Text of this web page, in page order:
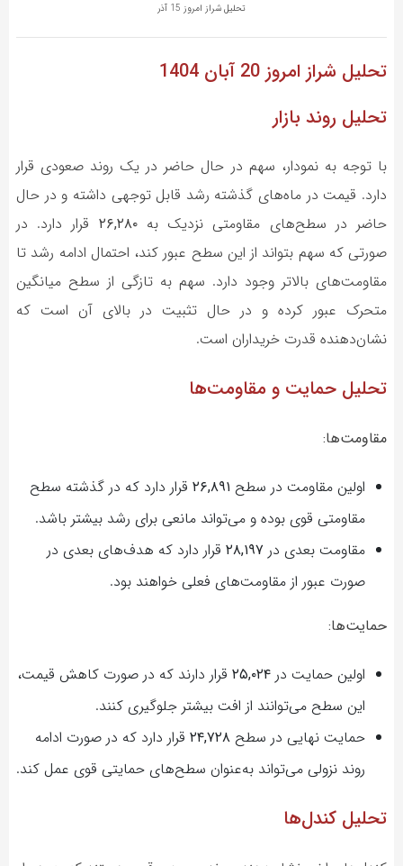
تحلیل شراز امروز 15 آذر
تحلیل شراز امروز 20 آبان 1404
تحلیل روند بازار
با توجه به نمودار، سهم در حال حاضر در یک روند صعودی قرار
دارد. قیمت در ماه‌های گذشته رشد قابل توجهی داشته و در حال
حاضر در سطح‌های مقاومتی نزدیک به۲۶,۲۸۰ قرار دارد. در
صورتی که سهم بتواند از این سطح عبور کند، احتمال ادامه رشد تا
مقاومت‌های بالاتر وجود دارد. سهم به تازگی از سطح میانگین
متحرک عبور کرده و در حال تثبیت در بالای آن است که
نشان‌دهنده قدرت خریداران است.
تحلیل حمایت و مقاومت‌ها
مقاومت‌ها:
اولین مقاومت در سطح ۲۶,۸۹۱ قرار دارد که در گذشته سطح
مقاومتی قوی بوده و می‌تواند مانعی برای رشد بیشتر باشد.
مقاومت بعدی در ۲۸,۱۹۷ قرار دارد که هدف‌های بعدی در
صورت عبور از مقاومت‌های فعلی خواهند بود.
حمایت‌ها:
اولین حمایت در ۲۵,۰۲۴ قرار دارند که در صورت کاهش قیمت،
این سطح می‌توانند از افت بیشتر جلوگیری کنند.
حمایت‌ نهایی در سطح ۲۴,۷۲۸ قرار دارد که در صورت ادامه
روند نزولی می‌تواند به‌عنوان سطح‌های حمایتی قوی عمل کند.
تحلیل کندل‌ها